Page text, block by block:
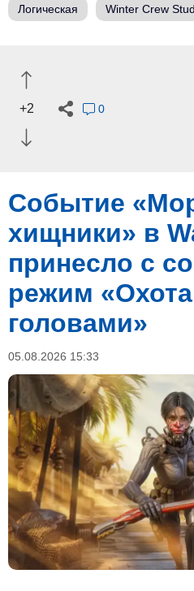
Логическая Winter Crew
+2 0
Событие
хищники» в
принесло с
режим
головами»
05.08.2026 15:33